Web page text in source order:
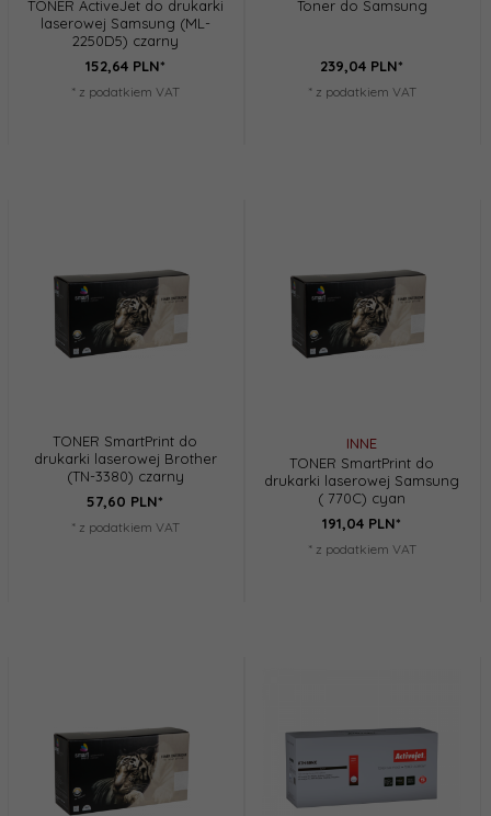
TONER ActiveJet do drukarki
laserowej Samsung (ML-
2250D5) czarny
152,64 PLN*
* z podatkiem VAT
Toner do Samsung
239,04 PLN*
* z podatkiem VAT
TONER SmartPrint do
drukarki laserowej Brother
(TN-3380) czarny
57,60 PLN*
* z podatkiem VAT
INNE
TONER SmartPrint do
drukarki laserowej Samsung
( 770C) cyan
191,04 PLN*
* z podatkiem VAT